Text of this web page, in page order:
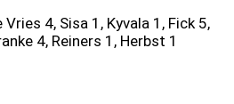
4, Sisa 1, Kyvala 1, Fick 5,
4, Reiners 1, Herbst 1